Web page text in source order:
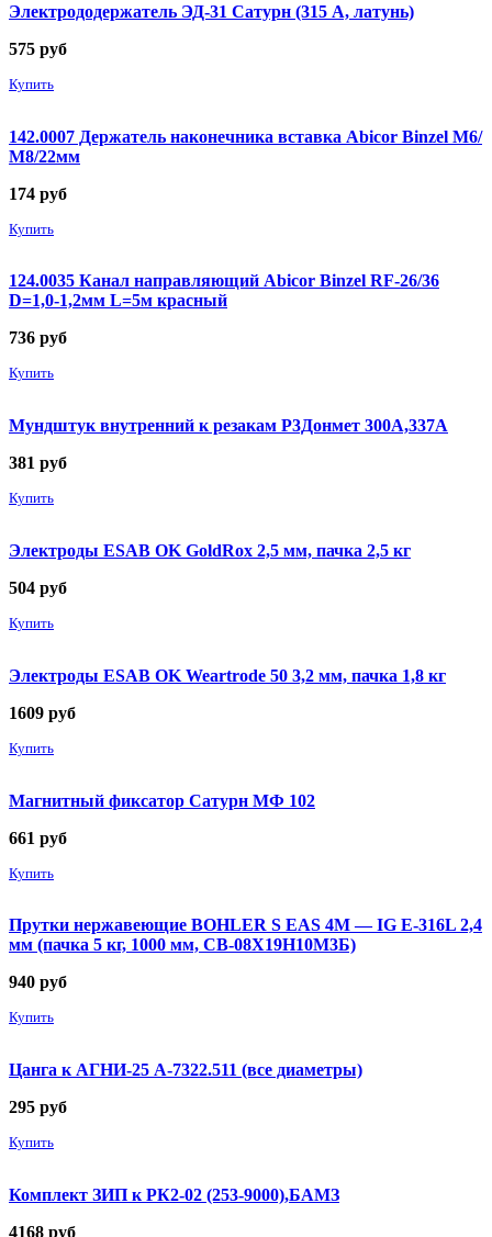
Электрододержатель ЭД-31 Сатурн (315 А, латунь)
575 руб
Купить
142.0007 Держатель наконечника вставка Abicor Binzel М6/
М8/22мм
174 руб
Купить
124.0035 Канал направляющий Abicor Binzel RF-26/36
D=1,0-1,2мм L=5м красный
736 руб
Купить
Мундштук внутренний к резакам Р3Донмет 300А,337А
381 руб
Купить
Электроды ESAB OK GoldRox 2,5 мм, пачка 2,5 кг
504 руб
Купить
Электроды ESAB OK Weartrode 50 3,2 мм, пачка 1,8 кг
1609 руб
Купить
Магнитный фиксатор Сатурн МФ 102
661 руб
Купить
Прутки нержавеющие BOHLER S EAS 4M — IG E-316L 2,4
мм (пачка 5 кг, 1000 мм, СВ-08Х19Н10М3Б)
940 руб
Купить
Цанга к АГНИ-25 А-7322.511 (все диаметры)
295 руб
Купить
Комплект ЗИП к РК2-02 (253-9000),БАМЗ
4168 руб